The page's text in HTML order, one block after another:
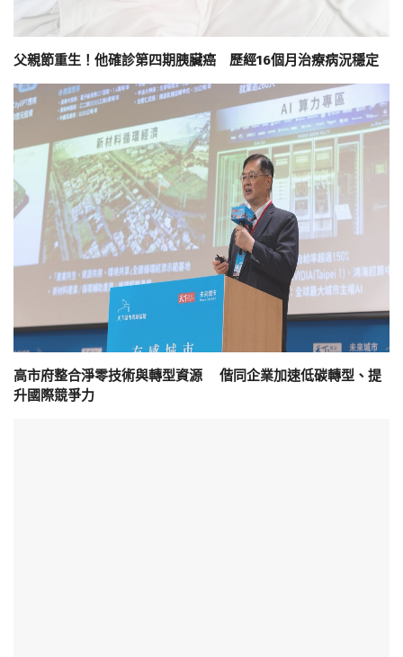
父親節重生！他確診第四期胰臟癌 歷經16個月治療病況穩定
高市府整合淨零技術與轉型資源 偕同企業加速低碳轉型、提
升國際競爭力